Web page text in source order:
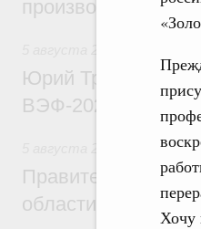
Хочу
Юрий Трутнев:
ВЭФ-2026
Правительство
области в рамках